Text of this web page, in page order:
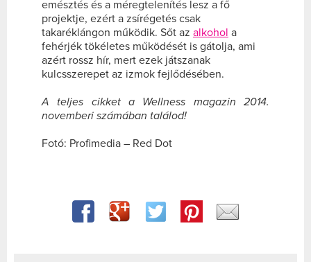
emésztés és a méregtelenítés lesz a fő
projektje, ezért a zsírégetés csak
takaréklángon működik. Sőt az alkohol a
fehérjék tökéletes működését is gátolja, ami
azért rossz hír, mert ezek játszanak
kulcsszerepet az izmok fejlődésében.
A teljes cikket a Wellness magazin 2014.
novemberi számában találod!
Fotó: Profimedia – Red Dot